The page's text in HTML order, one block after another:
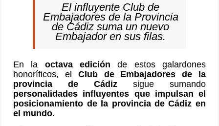
El influyente Club de
Embajadores de la Provincia
de Cádiz suma un nuevo
Embajador en sus filas.
En la octava edición de estos galardones
honoríficos, el Club de Embajadores de la
provincia de Cádiz sigue sumando
personalidades influyentes que impulsan el
posicionamiento de la provincia de Cádiz en
el mundo.